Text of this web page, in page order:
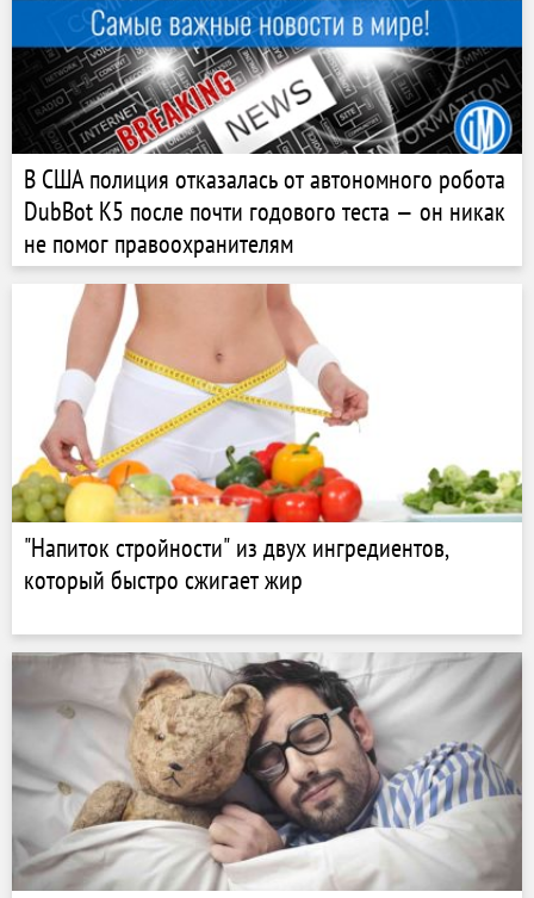
В США полиция отказалась от автономного робота
DubBot K5 после почти годового теста — он никак
не помог правоохранителям
"Напиток стройности" из двух ингредиентов,
который быстро сжигает жир